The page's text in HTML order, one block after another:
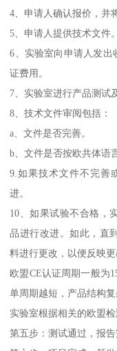
4、申请人确认报价，并
5、申请人提供技术文件。
6、实验室向申请人发出
证费用。
7、实验室进行产品测试
8、技术文件审阅包括：
a、文件是否完善。
b、文件是否按欧共体语
9.如果技术文件不完善
进。
10、如果试验不合格，
品进行改进。如此，直
料进行更改，以便反映更
欧盟CE认证周期一般为
单周期越短，产品结构复
实验室根据相关的欧盟
第五步：测试通过，报